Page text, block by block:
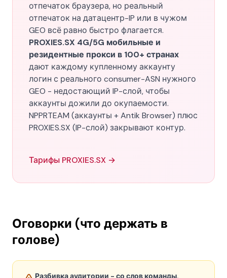
отпечаток браузера, но реальный
отпечаток на датацентр-IP или в чужом
GEO всё равно быстро флагается.
PROXIES.SX 4G/5G мобильные и
резидентные прокси в 100+ странах
дают каждому купленному аккаунту
логин с реального consumer-ASN нужного
GEO - недостающий IP-слой, чтобы
аккаунты дожили до окупаемости.
NPPRTEAM (аккаунты + Antik Browser) плюс
PROXIES.SX (IP-слой) закрывают контур.
Тарифы PROXIES.SX →
Оговорки (что держать в
голове)
Разбивка аудитории - со слов команды.